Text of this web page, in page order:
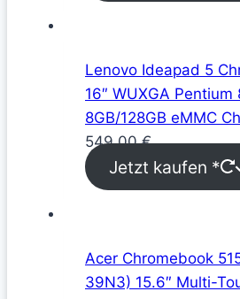
Lenovo Ideapad 5
16″ WUXGA Pentium
8GB/128GB eMMC
549,00€
Jetzt kaufen *
Acer Chromebook
39N3) 15.6″ Multi-